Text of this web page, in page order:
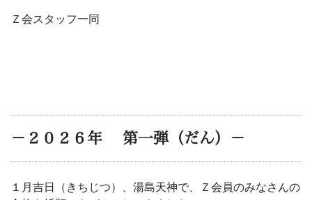
Ｚ会スタッフ一同
－２０２６年 第一弾（だん）－
１月吉日（きちじつ）、湯島天神で、Ｚ会員のみなさんの